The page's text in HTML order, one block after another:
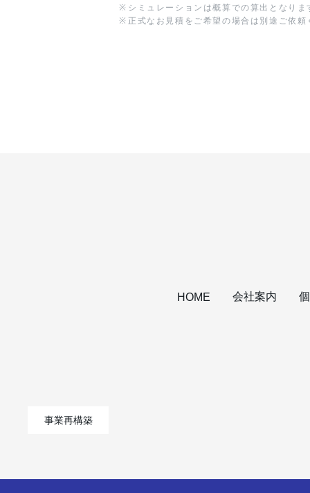
※ シミュレーションは概算での算出となりま
※ 正式なお見積をご希望の場合は別途ご依頼
HOME 会社案内
事業再構築